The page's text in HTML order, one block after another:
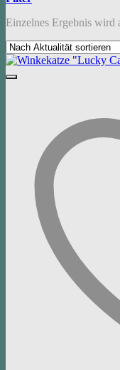
Einzelnes Ergebnis wird